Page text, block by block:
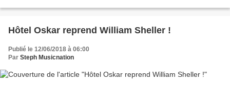
Hôtel Oskar reprend William Sheller !
Publié le 12/06/2018 à 06:00
Par Steph Musicnation